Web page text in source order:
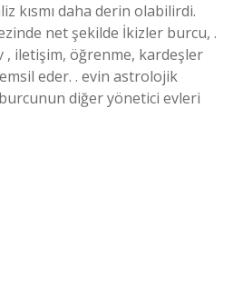
kısmı daha derin olabilirdi.
net şekilde İkizler burcu, .
, iletişim, öğrenme, kardeşler
eder. . evin astrolojik
diğer yönetici evleri